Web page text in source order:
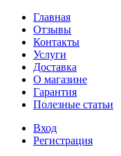
Главная
Отзывы
Контакты
Услуги
Доставка
О магазине
Гарантия
Полезные статьи
Вход
Регистрация